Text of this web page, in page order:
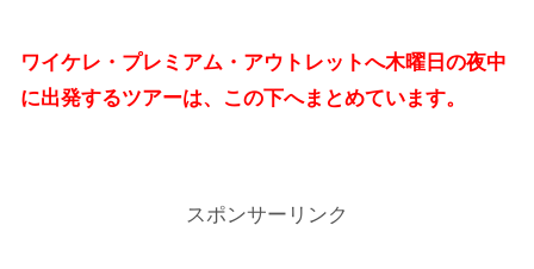
ワイケレ・プレミアム・アウトレットへ木曜日の夜中
に出発するツアーは、この下へまとめています。
スポンサーリンク